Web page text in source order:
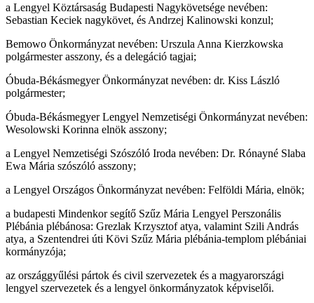
a Lengyel Köztársaság Budapesti Nagykövetsége nevében:
Sebastian Keciek nagykövet, és Andrzej Kalinowski konzul;
Bemowo Önkormányzat nevében: Urszula Anna Kierzkowska
polgármester asszony, és a delegáció tagjai;
Óbuda-Békásmegyer Önkormányzat nevében: dr. Kiss László
polgármester;
Óbuda-Békásmegyer Lengyel Nemzetiségi Önkormányzat nevében:
Wesolowski Korinna elnök asszony;
a Lengyel Nemzetiségi Szószóló Iroda nevében: Dr. Rónayné Slaba
Ewa Mária szószóló asszony;
a Lengyel Országos Önkormányzat nevében: Felföldi Mária, elnök;
a budapesti Mindenkor segítő Szűz Mária Lengyel Perszonális
Plébánia plébánosa: Grezlak Krzysztof atya, valamint Szili András
atya, a Szentendrei úti Kövi Szűz Mária plébánia-templom plébániai
kormányzója;
az országgyűlési pártok és civil szervezetek és a magyarországi
lengyel szervezetek és a lengyel önkormányzatok képviselői.